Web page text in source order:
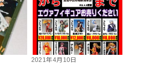
2021年4月10日